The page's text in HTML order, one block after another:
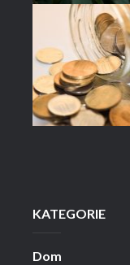
KATEGORIE
Dom